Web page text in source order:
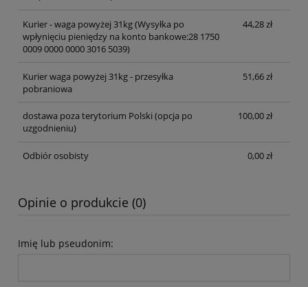
Kurier - waga powyżej 31kg(Wysyłka po
wpłynięciu pieniędzy na konto bankowe:28 1750
0009 0000 0000 3016 5039)
44,28 zł
Kurier waga powyżej 31kg - przesyłka
pobraniowa
51,66 zł
dostawa poza terytorium Polski (opcja po
uzgodnieniu)
100,00 zł
Odbiór osobisty 0,00 zł
Opinie o produkcie (0)
Imię lub pseudonim: